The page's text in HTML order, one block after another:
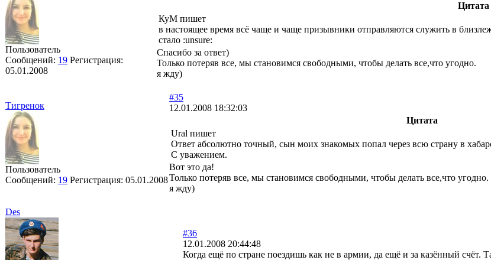
Пользователь
Сообщений: 19 Регистрация:
05.01.2008
Цитата
КуМ пишет
в настоящее время всё чаще и чаще призывники отправляются служить в
стало :unsure:
Спасибо за ответ)
Только потеряв все, мы становимся свободными, чтобы делать все,что угодно.
я жду)
Тигренок
Пользователь
Сообщений: 19 Регистрация: 05.01.2008
#35
12.01.2008 18:32:03
Цитата
Ural пишет
Ответ абсолютно точный, сын моих знакомых попал через всю страну в
С уважением.
Вот это да!
Только потеряв все, мы становимся свободными, чтобы делать все,что угодно.
я жду)
Des
#36
12.01.2008 20:44:48
Когда ещё по стране поездишь как не в армии, да ещё и за казённый счёт.